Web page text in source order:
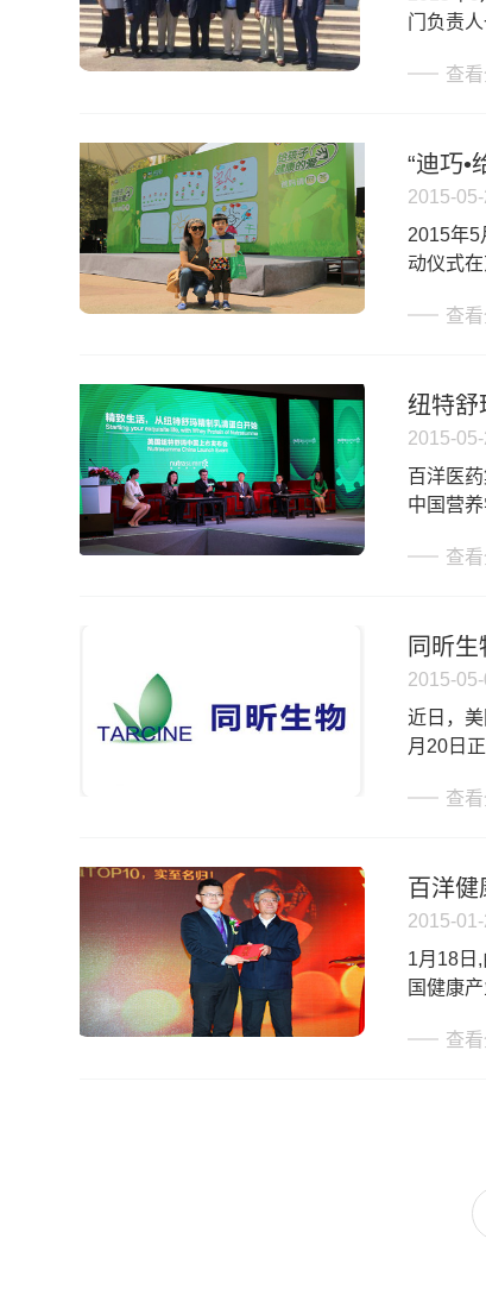
门负责
查
“迪巧•
2015-
​2015年5
动仪式
查
纽特舒
2015-
百洋医
中国营
查
同昕
2015-
近日，
月20日
查
百洋健
2015-
​1月18日
国健康
查